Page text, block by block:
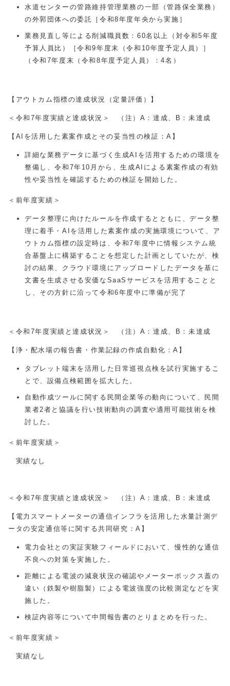
水道センターの管路維持管理業務の一部（管路保全業務）
の外郭団体への委託［令和8年度年央から実施］
業務見直し等による削減職員数： 60名以上（対令和5年度
予算人員比）［令和9年度末（令和 10年度予定人員）］
（令和7年度末（令和8年度予定人員）：4名）
【アウトカム指標の達成状況（定量評価）】
＜令和7年度実績と達成状況＞ （注）A：達成、B：未達成
【AIを活用した素案作成とその妥当性の検証：A】
詳細な業務データに基づく生成AI を活用するための環境を
整備し、令和 7年 10 月から、生成AI による素案作成の有効
性や妥当性を確認するための検証を開始した。
＜前年度実績＞
データ整理に向けたルールを作成するとともに、データ整
理に着手・ AI を活用した素案作成の実施環境について、ア
ウトカム指標の設定時は、令和7年度中に情報システム統
合基盤上に構築することを想定した計画としていたが、検
討の結果、クラウド環境にアップロードしたデータを基に
文書を生成させる安価な SaaSサービスを活用することと
し、その方針に沿って令和6年度中に準備が完了
＜令和7年度実績と達成状況＞ （注）A：達成、B：未達成
【浄・配水場の報告書・作業記録の作成自動化：A】
タブレット端末を活用した日常巡視点検を試行実施するこ
とで、設備点検範囲を拡大した。
自動作成ツールに関する民間企業等の動向について、民間
業者2者と協議を行い技術動向の調査や適用可能技術を検
討した。
＜前年度実績＞
実績なし
＜令和7年度実績と達成状況＞ （注）A：達成、B：未達成
【電力スマートメーターの通信インフラを活用した水量計測デ
ータの安定通信等に関する共同研究：A】
電力会社との実証実験フィールドにおいて、慢性的な通信
不良への対策を実施した。
距離による電波の減衰状況の確認やメーターボックス蓋の
違い（鉄製や樹脂製）による電波強度の比較測定などを実
施した。
検証内容等について中間報告書のとりまとめを行った。
＜前年度実績＞
実績なし